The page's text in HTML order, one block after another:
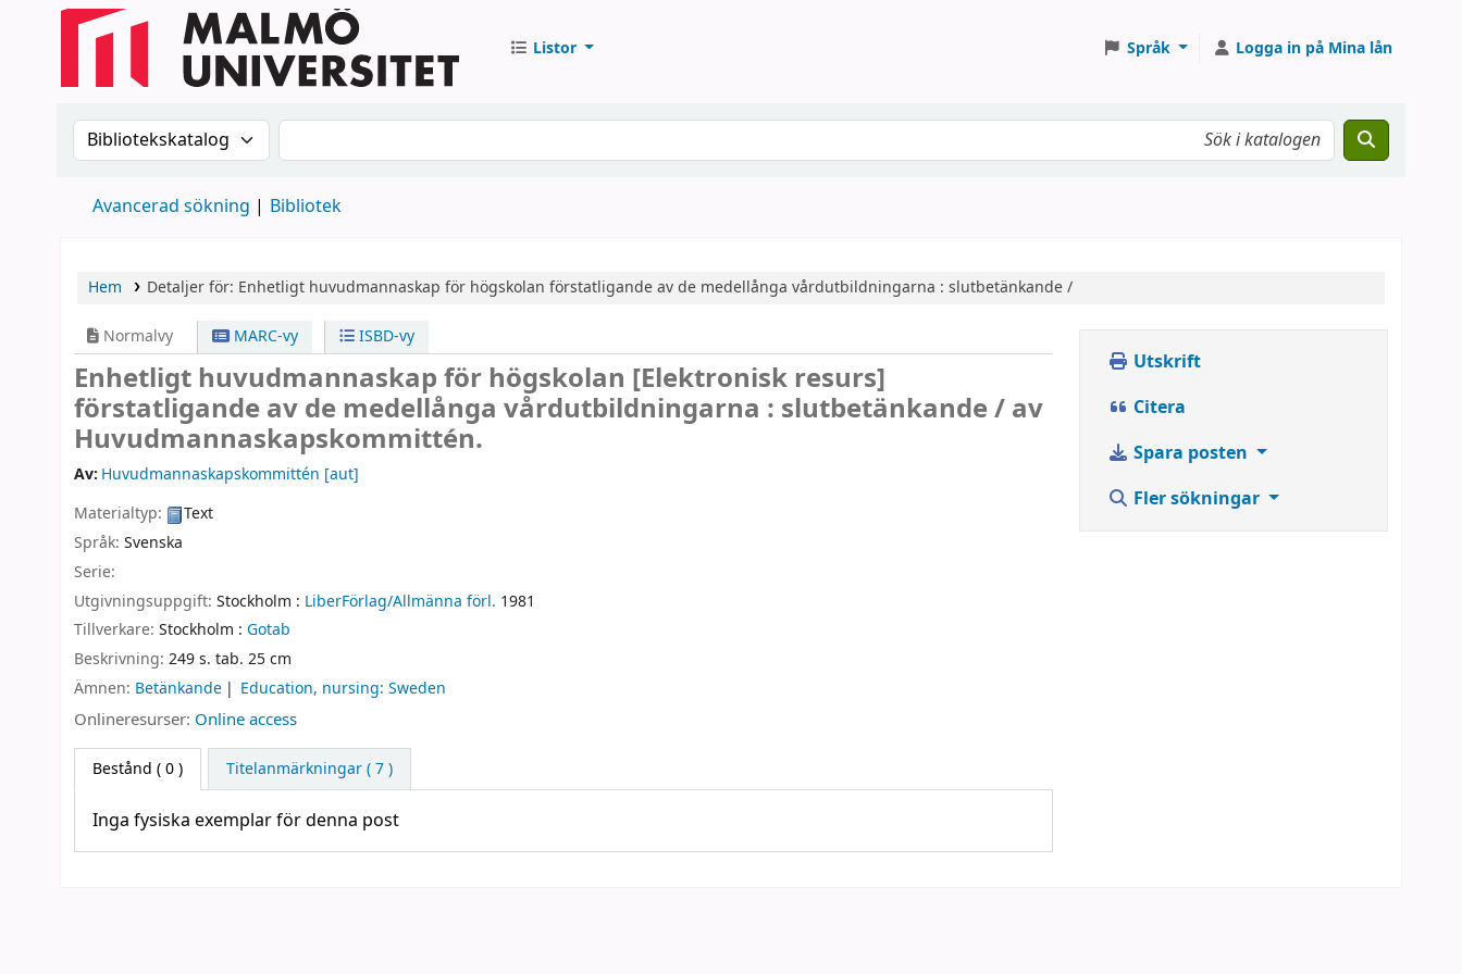
Listor Språk Logga in på Mina lån
Sök i katalogen efter:Sök i katalogen
Avancerad sökning Bibliotek
Hem Detaljer för: Enhetligt huvudmannaskap för högskolan förstatligande av de medellånga vårdutbildningarna : slutbetänkande /
Normalvy MARC-vy ISBD-vy
Enhetligt huvudmannaskap för högskolan [Elektronisk resurs]
förstatligande av de medellånga vårdutbildningarna : slutbetänkande /av
Huvudmannaskapskommittén.
Av: Huvudmannaskapskommittén [aut]
Materialtyp:
Text
Språk: Svenska
Serie:
Utgivningsuppgift: Stockholm : LiberFörlag/Allmänna förl. 1981
Tillverkare: Stockholm : Gotab
Beskrivning: 249 s. tab. 25 cm
Ämnen: Betänkande Education, nursing: Sweden
Onlineresurser: Online access
Bestånd ( 0 ) Titelanmärkningar ( 7 )
Inga fysiska exemplar för denna post
Utskrift
Citera
Spara posten
Fler sökningar